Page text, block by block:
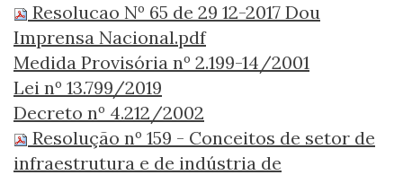
Resolucao Nº 65 de 29 12-2017 Dou
Imprensa Nacional.pdf
Medida Provisória nº 2.199-14/2001
Lei nº 13.799/2019
Decreto nº 4.212/2002
Resolução nº 159 - Conceitos de setor de
infraestrutura e de indústria de